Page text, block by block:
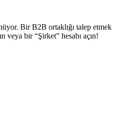
Bir B2B ortaklığı talep etmek
veya bir “Şirket” hesabı açın!